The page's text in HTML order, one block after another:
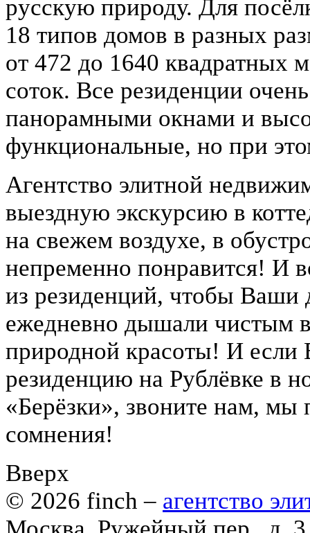
русскую природу. Для
18 типов домов в разных
от 472 до 1640 квадратных
соток. Все резиденции
панорамными окнами и
функциональные, но при
Агентство элитной
выездную экскурсию в
на свежем воздухе, в
непременно понравится! И
из резиденций, чтобы Ваши
ежедневно дышали чистым
природной красоты! И если
резиденцию на Рублёвке в
«Берёзки», звоните нам,
сомнения!
Вверх
© 2026 finch – агентство